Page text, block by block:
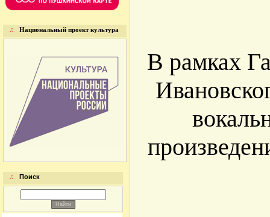
♫ Национальный проект культура
♫ Поиск
В рамках